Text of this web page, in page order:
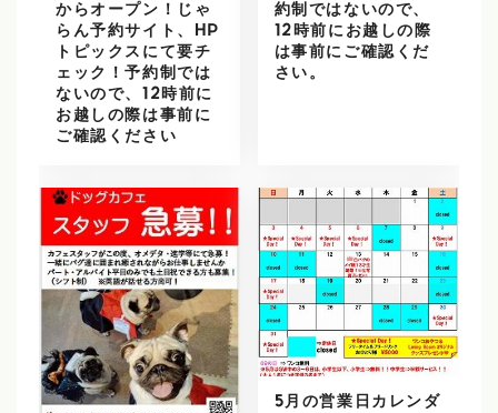
からオープン！じゃ
らん予約サイト、HP
トピックスにて要チ
ェック！予約制では
ないので、12時前に
お越しの際は事前に
ご確認ください
約制ではないので、
12時前にお越しの際
は事前にご確認くだ
さい。
5月の営業日カレンダ